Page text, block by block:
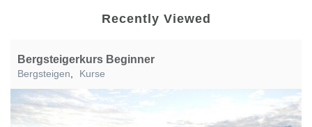
Recently Viewed
Bergsteigerkurs Beginner
Bergsteigen Kurse